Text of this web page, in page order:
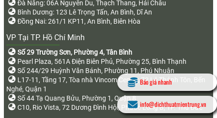
Đà Nẵng: 06A Nguyễn Du, Thạch Thang, Hải Châu
Bình Dương: 123 Lê Trọng Tấn, An Bình, Dĩ An
Đồng Nai: 261/1 KP11, An Bình, Biên Hòa
VP Tại TP. Hồ Chí Minh
Số 29 Trường Sơn, Phường 4, Tân Bình
Pearl Plaza, 561A Điện Biên Phủ, Phường 25, Bình Thạnh
Số 244/29 Huỳnh Văn Bánh, Phường 11, Phú Nhuận
L17-11, Tầng 17, Tòa nhà Vincom Center, 72 Lê Thánh Tôn, Bến
Nghé, Quận 1
Số 44 Tạ Quang Bửu, Phường 1, Quận 8
C10, Rio Vista, 72 Dương Đình Hội, Phước Long B, TP. Thủ Đức
Báo giá nhanh
info@dichthuatmientrung.vn